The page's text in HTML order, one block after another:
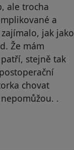
ale trocha
a
jak jako
Že mám
stejně tak
chovat
.